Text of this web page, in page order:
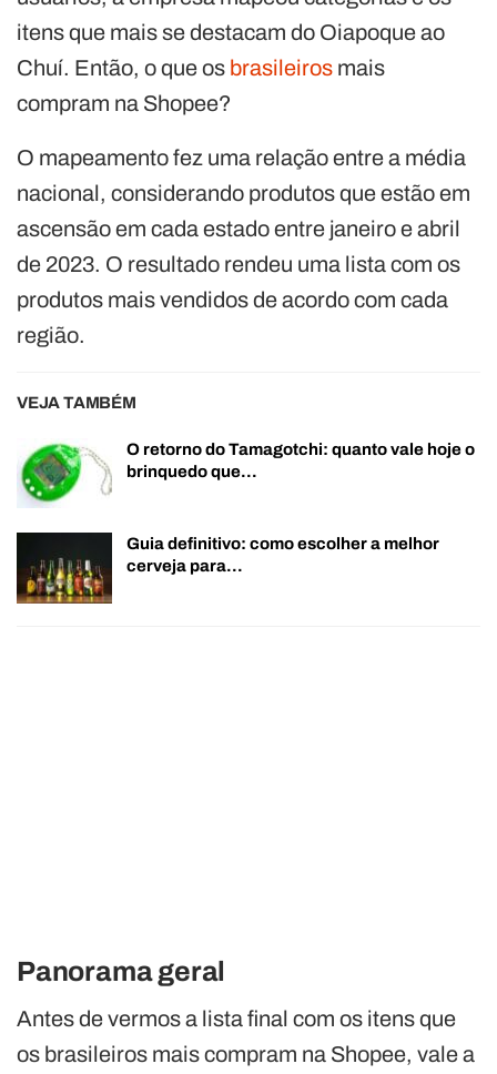
itens que mais se destacam do Oiapoque ao
Chuí. Então, o que os brasileiros mais
compram na Shopee?
O mapeamento fez uma relação entre a média
nacional, considerando produtos que estão em
ascensão em cada estado entre janeiro e abril
de 2023. O resultado rendeu uma lista com os
produtos mais vendidos de acordo com cada
região.
VEJA TAMBÉM
O retorno do Tamagotchi: quanto vale hoje o
brinquedo que…
Guia definitivo: como escolher a melhor
cerveja para…
Panorama geral
Antes de vermos a lista final com os itens que
os brasileiros mais compram na Shopee, vale a